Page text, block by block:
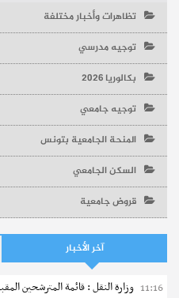
تظاهرات وأخبار مختلفة
توجيه مدرسي
بكالوريا 2026
توجيه جامعي
المنحة الجامعية بتونس
السكن الجامعي
قروض جامعية
آخر الأخبار
11:16 وزارة النقل : قائمة المترشحين